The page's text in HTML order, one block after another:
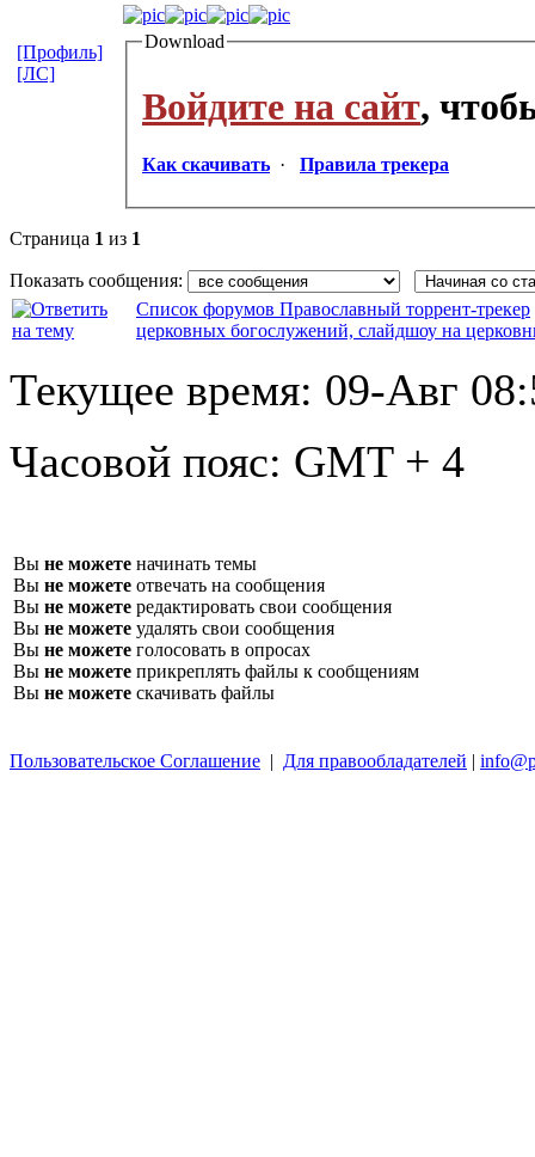
Download
Войдите на сайт,
Как скачивать · Правила трекера
[Профиль]
[ЛС]
Страница 1 из 1
Показать сообщения:
Список форумов Православный торрент-трекер
церковных богослужений, слайдшоу на
Текущее время: 09-Авг
Часовой пояс: GMT + 4
Вы не можете начинать темы
Вы не можете отвечать на сообщения
Вы не можете редактировать свои сообщения
Вы не можете удалять свои сообщения
Вы не можете голосовать в опросах
Вы не можете прикреплять файлы к сообщениям
Вы не можете скачивать файлы
Пользовательское Соглашение | Для правообладателей |